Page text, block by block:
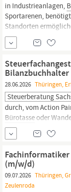
in Industrieanlagen,
Sportarenen,
Standorten
Kreativität den Erfolg
ein Teil dieses
28.06.2026 Thüringen,
Steuerberatung
durch, vom Action
Bürotasse oder
auf Facebook oder
gemeinnützigen
Jahresabschlüssen
(m/w/d)
09.07.2026 Thüringen,
Zeulenroda